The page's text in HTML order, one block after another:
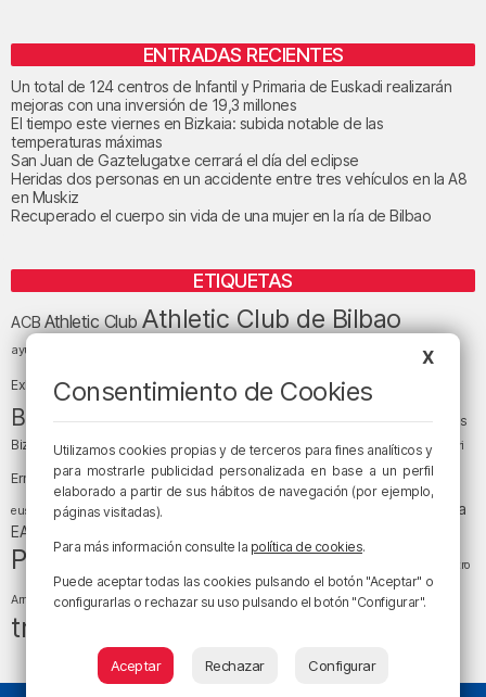
ENTRADAS RECIENTES
Un total de 124 centros de Infantil y Primaria de Euskadi realizarán
mejoras con una inversión de 19,3 millones
El tiempo este viernes en Bizkaia: subida notable de las
temperaturas máximas
San Juan de Gaztelugatxe cerrará el día del eclipse
Heridas dos personas en un accidente entre tres vehículos en la A8
en Muskiz
Recuperado el cuerpo sin vida de una mujer en la ría de Bilbao
ETIQUETAS
ACBAthletic ClubAthletic Club de Bilbao
ayuntamiento de Bilbao BEC (Bilbao
Exhibition Center) BilbaoBilbao Basket Bizkaia
Bizkaia y sus comarcas Copa del Rey cultura Cáritas
Bizkaia
Deusto Diócesis de Bilbao Egunon Bizkaia el tiempo Enkarterri
Ernesto Valverde Ertzaintza Euskadi (País Vasco)
euskera fiestas fútbol LaLiga
LaLiga
EA Sports
Política sociedadsucesos Teatro
Arriaga tiempotiempo atmosféricotráfico
tráfico en Bizkaia
X
Consentimiento de Cookies
Utilizamos cookies propias y de terceros para fines analíticos y
para mostrarle publicidad personalizada en base a un perfil
elaborado a partir de sus hábitos de navegación (por ejemplo,
páginas visitadas).
Para más información consulte la política de cookies.
Puede aceptar todas las cookies pulsando el botón "Aceptar" o
configurarlas o rechazar su uso pulsando el botón "Configurar".
Aceptar Rechazar Configurar